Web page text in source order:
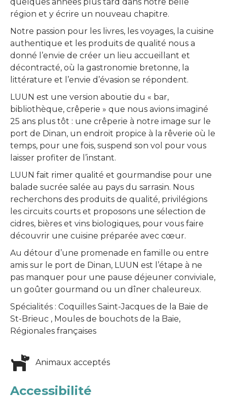
région et y écrire un nouveau chapitre.
Notre passion pour les livres, les voyages, la cuisine
authentique et les produits de qualité nous a
donné l’envie de créer un lieu accueillant et
décontracté, où la gastronomie bretonne, la
littérature et l’envie d’évasion se répondent.
LUUN est une version aboutie du « bar,
bibliothèque, crêperie » que nous avions imaginé
25 ans plus tôt : une crêperie à notre image sur le
port de Dinan, un endroit propice à la rêverie où le
temps, pour une fois, suspend son vol pour vous
laisser profiter de l’instant.
LUUN fait rimer qualité et gourmandise pour une
balade sucrée salée au pays du sarrasin. Nous
recherchons des produits de qualité, privilégions
les circuits courts et proposons une sélection de
cidres, bières et vins biologiques, pour vous faire
découvrir une cuisine préparée avec cœur.
Au détour d’une promenade en famille ou entre
amis sur le port de Dinan, LUUN est l’étape à ne
pas manquer pour une pause déjeuner conviviale,
un goûter gourmand ou un dîner chaleureux.
Spécialités : Coquilles Saint-Jacques de la Baie de
St-Brieuc , Moules de bouchots de la Baie,
Régionales françaises
Animaux acceptés
Accessibilité